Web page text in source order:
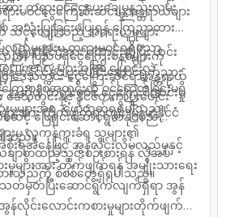
င်ငွေကြေးစီးဆင်းမှုအန္တရာယ်များ
သင့်လျော်သည့် အရေးယူမှုများ
မြန်မာနိုင်ငံအား တောင်းဆိုပြီးယင်း
မာနိုင်ငံနှင့် ပူးပေါင်းဆောင်ရွက်သွား
အဆိုပါ တရားမဝင် ငွေကြေးစီးဆင်းမှု
ျားအား တိုက်ဖျက်ရာတွင် မြန်မာနိုင်ငံ
းမှ လူကုန်ကူးခံရ သူများ၏
ချာစွာထည့်သွင်းစဉ်းစားရန် လိုအပ်
းသည်ကို စိစစ်တွေ့ရှိရပါသည်။
အား တရားဝင်ငွေပေးချေမှုနည်းလမ်း
အသုံးပြုခြင်းမပြုရန် ကြေညာထား
မှုများမှ တရားမဝင်ရရှိသော
များအဖြစ် ပြောင်းလဲ
ေကြေးစနစ်အတွင်းသို့ဝင်ရောက်ခြင်းမရှိ
းမှုများအရ ဖော်ထုတ်ရရှိပါသည်။
ည်း ပြည်ပရှိငွေကြေးစနစ်များကို
ဒေသတွင်း ငွေကြေးဆိုင်ရာအန္တရာယ်
ဒေသတွင်းနှင့် နိုင်ငံတကာပူးပေါင်း
စ်ဆင့် ဖြေရှင်းဆောင်ရွက်နိုင်မည်
ါသည်။
းရအနေဖြင့်အွန်လိုင်းလိမ်လည်မှုနှင့်
များအားတိုက်ဖျက်ရန် အမျိုးသား‌ရေး
တ်မှတ်ပြီးဆောင်ရွက်လျက်ရှိရာ အွန်
င်းလောင်းကစားမှုများတိုက်ဖျက်